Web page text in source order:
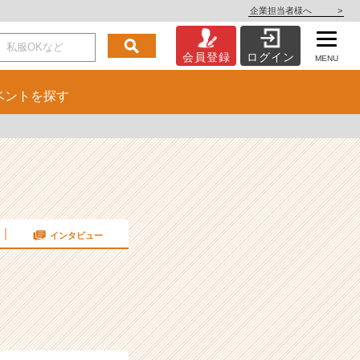
企業担当者様へ >
会員登録 ログイン MENU
ント を探す
インタビュー